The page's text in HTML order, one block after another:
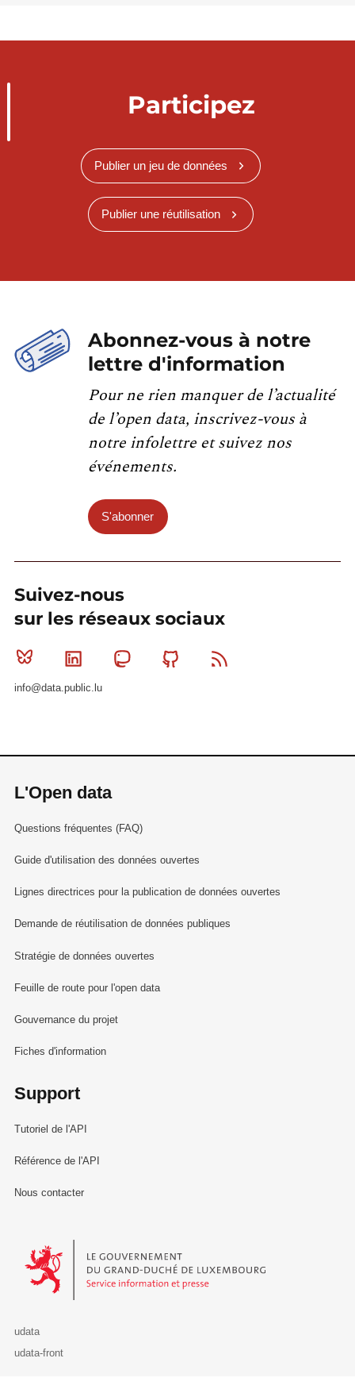
Participez
Publier un jeu de données
Publier une réutilisation
Abonnez-vous à notre
lettre d'information
Pour ne rien manquer de l’actualité
de l’open data, inscrivez-vous à
notre infolettre et suivez nos
événements.
S'abonner
Suivez-nous
sur les réseaux sociaux
Bluesky Linkedin MastodonGithub
info@data.public.lu
L'Open data
Questions fréquentes (FAQ)
Guide d'utilisation des données ouvertes
Lignes directrices pour la publication de données ouvertes
Demande de réutilisation de données publiques
Stratégie de données ouvertes
Feuille de route pour l'open data
Gouvernance du projet
Fiches d'information
Support
Tutoriel de l'API
Référence de l'API
Nous contacter
Le Gouvernement du Grand-Duché de Luxembourg - Service
udata
udata-front